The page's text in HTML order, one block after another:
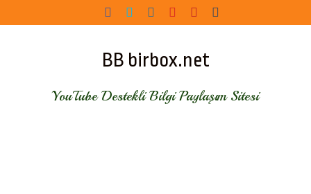
to
BB birbox.net
YouTube Destekli Bilgi Paylaşım Sitesi